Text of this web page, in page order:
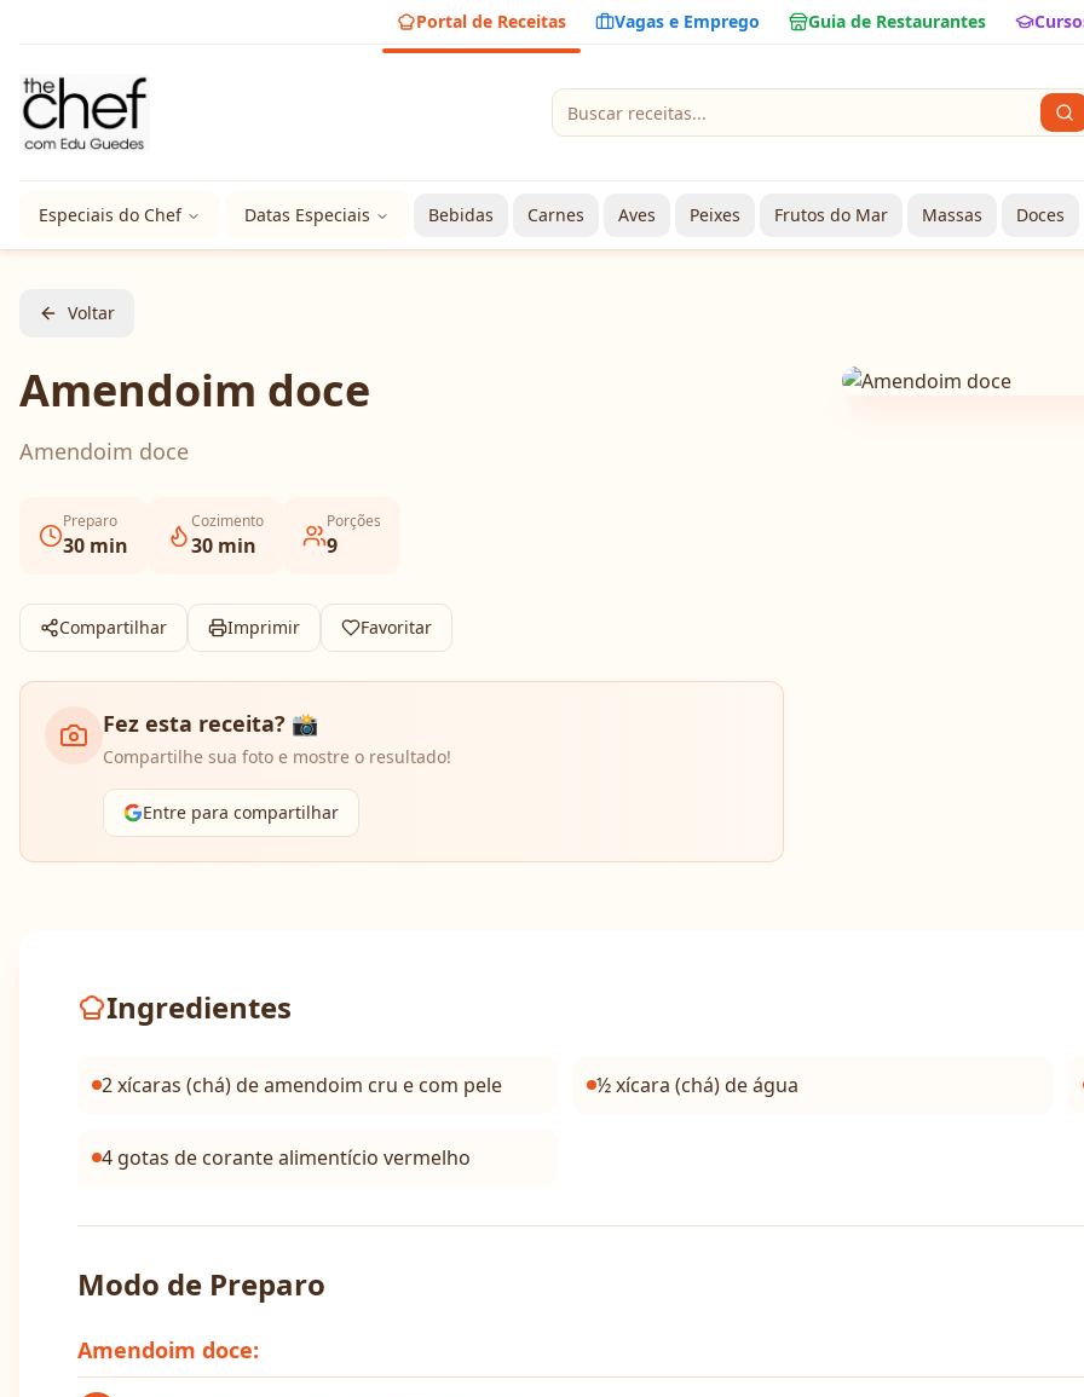
Portal de Receitas Vagas e Emprego Guia de Restaurantes
Especiais do Chef Datas Especiais Bebidas Carnes Aves Peixes Frutos do Mar Massas Doces
Voltar
Amendoim doce
Amendoim doce
Preparo
30 min
Cozimento
30 min
Porções
9
Compartilhar Imprimir Favoritar
Fez esta receita? 📸
Compartilhe sua foto e mostre o resultado!
Entre para compartilhar
Ingredientes
2 xícaras (chá) de amendoim cru e com pele ½ xícara (chá) de água
4 gotas de corante alimentício vermelho
Modo de Preparo
Amendoim doce: